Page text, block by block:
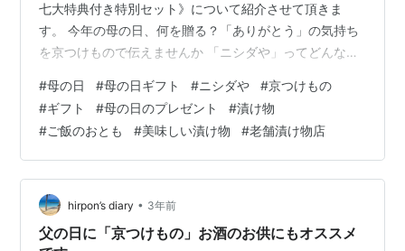
七大特典付き特別セット》について紹介させて頂きま
す。 今年の母の日、何を贈る？「ありがとう」の気持ち
を京つけもので伝えませんか 「ニシダや」ってどんなお
の特別ギフトセットとは？ 【母の日ギフトおすすめラン
キング】 第1位 かえでセット（5,992円・税込） 第2位
かおるセット（3,834円・税込） 第3位 さつきセット
（2,332円・税込） 嬉しい七大特典で、感謝の気持ちを
もっと特別に 特典① ニシダやオリジナルパッケージで
お届け！ 特典②…
#母の日 #母の日ギフト #ニシダや #京つけもの
#ギフト #母の日のプレゼント #漬け物
#ご飯のおとも #美味しい漬け物 #老舗漬け物店
hirpon’s diary • 3年前
父の日に「京つけもの」お酒のお供にもオススメ